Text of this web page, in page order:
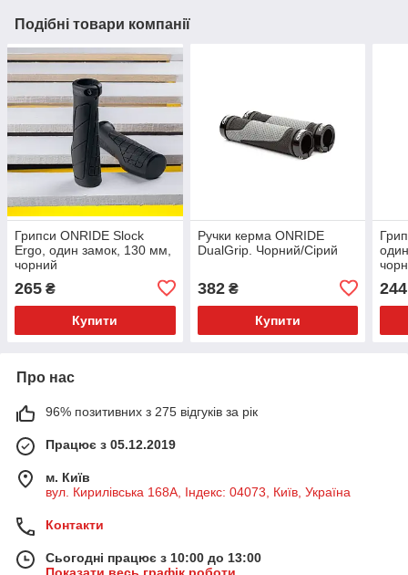
Подібні товари компанії
Грипси ONRIDE Slock
Ergo, один замок, 130 мм,
чорний
265 ₴
Купити
Ручки керма ONRIDE
DualGrip. Чорний/Сірий
382₴
Купити
244
Про нас
96% позитивних з 275 відгуків за рік
Працює з 05.12.2019
м. Київ
вул. Кирилівська 168A, Індекс: 04073, Київ, Україна
Контакти
Сьогодні працює з 10:00 до 13:00